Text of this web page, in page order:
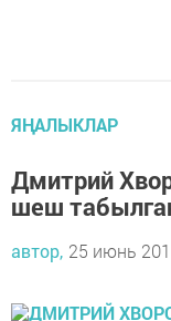
ЯҢАЛЫКЛАР
Дмитрий
шеш
автор, 25 июнь